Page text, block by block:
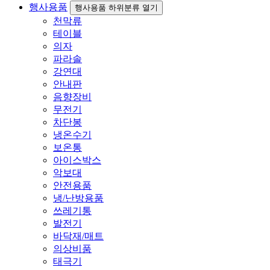
행사용품 행사용품 하위분류 열기
천막류
테이블
의자
파라솔
강연대
안내판
음향장비
무전기
차단봉
냉온수기
보온통
아이스박스
악보대
안전용품
냉/난방용품
쓰레기통
발전기
바닥재/매트
의상비품
태극기